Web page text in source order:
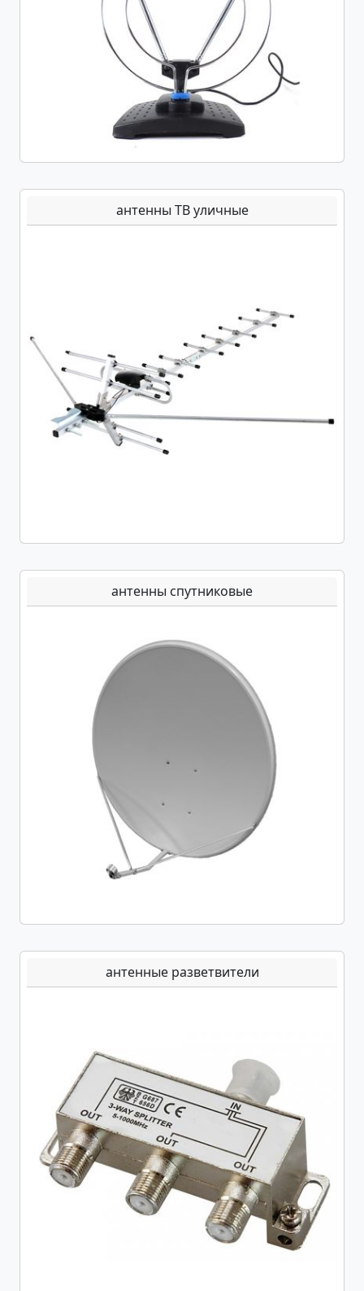
антенны ТВ уличные
антенны спутниковые
антенные разветвители